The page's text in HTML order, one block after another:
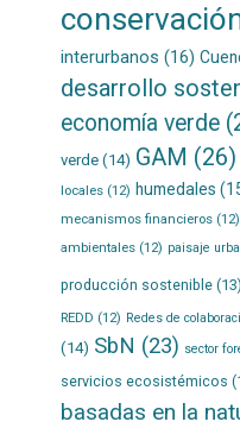
interurbanos (16)
desarrollo
economía verde
verde(14) GAM (26)
locales(12) humedales
mecanismos financieros(12)
ambientales(12) paisaje
producción sostenible(13)
REDD (12) Redes de
(14) SbN (23) sector
servicios ecosistémicos
basadas en la